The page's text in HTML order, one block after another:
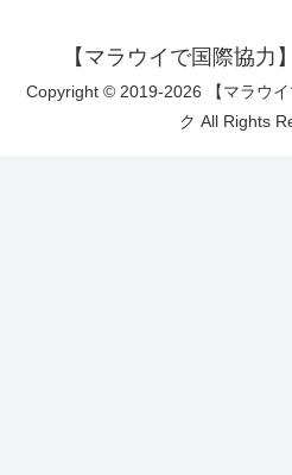
【マラウイで国際協力
Copyright © 2019-2026 【マラウ
ク All Rights